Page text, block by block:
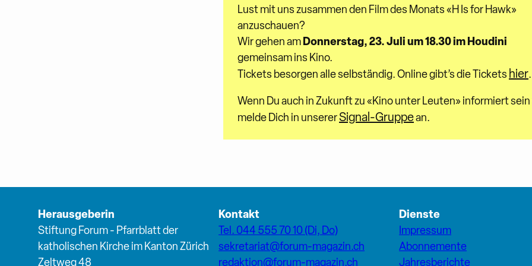
Lust mit uns zusammen den Film des Monats «H Is for Hawk»
anzuschauen?
Wir gehen amDonnerstag, 23. Juli um 18.30 im Houdini
gemeinsam ins Kino.
Tickets besorgen alle selbständig. Online gibt’s die Tickets hier.
Wenn Du auch in Zukunft zu «Kino unter Leuten» informiert
melde Dich in unsererSignal-Gruppean.
Herausgeberin
Stiftung Forum - Pfarrblatt der
katholischen Kirche im Kanton Zürich
Zeltweg 48
Kontakt
Tel. 044 555 70 10 (Di, Do)
sekretariat@forum-magazin.ch
redaktion@forum-magazin.ch
Dienste
Impressum
Abonnemente
Jahresberichte